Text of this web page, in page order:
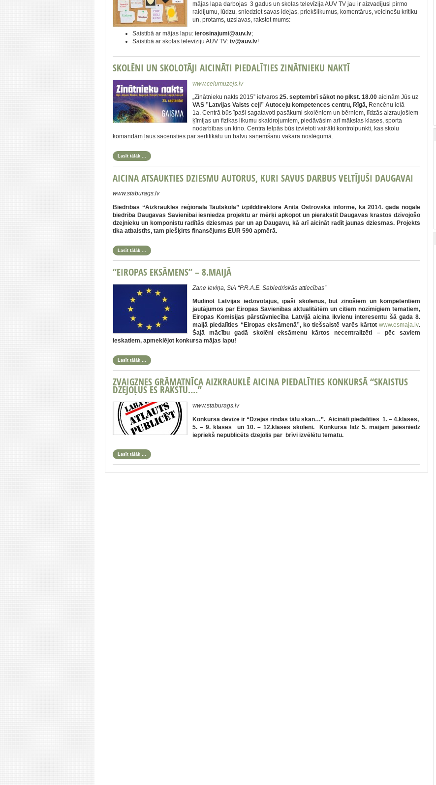
mājas lapa darbojas 3 gadus un skolas televīzija AUV TV jau ir aizvadījusi pirmo
raidījumu, lūdzu, sniedziet savas idejas, priekšlikumus, komentārus, veicinošu kritiku
un, protams, uzslavas, rakstot mums:
Saistībā ar mājas lapu: ierosinajumi@auv.lv;
Saistībā ar skolas televīziju AUV TV: tv@auv.lv!
SKOLĒNI UN SKOLOTĀJI AICINĀTI PIEDALĪTIES ZINĀTNIEKU NAKTĪ
www.celumuzejs.lv
„Zinātnieku nakts 2015” ietvaros 25. septembrī sākot no plkst. 18.00 aicinām Jūs uz
VAS ”Latvijas Valsts ceļi” Autoceļu kompetences centru, Rīgā, Rencēnu ielā
1a. Centrā būs īpaši sagatavoti pasākumi skolēniem un bērniem, līdzās aizraujošiem
ķīmijas un fizikas likumu skaidrojumiem, piedāvāsim arī mākslas klases, sporta
nodarbības un kino. Centra telpās būs izvietoti vairāki kontrolpunkti, kas skolu
komandām ļaus sacensties par sertifikātu un balvu saņemšanu vakara noslēgumā.
Lasīt tālāk …
AICINA ATSAUKTIES DZIESMU AUTORUS, KURI SAVUS DARBUS VELTĪJUŠI DAUGAVAI
www.staburags.lv
Biedrības “Aizkraukles reģionālā Tautskola” izpilddirektore Anita Ostrovska informē, ka 2014. gada nogalē
biedrība Daugavas Savienībai iesniedza projektu ar mērķi apkopot un pierakstīt Daugavas krastos dzīvojošo
dzejnieku un komponistu radītās dziesmas par un ap Daugavu, kā arī aicināt radīt jaunas dziesmas. Projekts
tika atbalstīts, tam piešķirts finansējums EUR 590 apmērā.
Lasīt tālāk …
“EIROPAS EKSĀMENS” – 8.MAIJĀ
Zane Ieviņa, SIA “P.R.A.E. Sabiedriskās attiecības”
Mudinot Latvijas iedzīvotājus, īpaši skolēnus, būt zinošiem un kompetentiem
jautājumos par Eiropas Savienības aktualitātēm un citiem nozīmīgiem tematiem,
Eiropas Komisijas pārstāvniecība Latvijā aicina ikvienu interesentu šā gada 8.
maijā piedalīties “Eiropas eksāmenā”, ko tiešsaistē varēs kārtot www.esmaja.lv.
Šajā mācību gadā skolēni eksāmenu kārtos necentralizēti – pēc saviem
ieskatiem, apmeklējot konkursa mājas lapu!
Lasīt tālāk …
ZVAIGZNES GRĀMATNĪCA AIZKRAUKLĒ AICINA PIEDALĪTIES KONKURSĀ “SKAISTUS
DZEJOĻUS ES RAKSTU….”
www.staburags.lv
Konkursa devīze ir “Dzejas rindas tālu skan…”. Aicināti piedalīties 1. – 4.klases,
5. – 9. klases un 10. – 12.klases skolēni. Konkursā līdz 5. maijam jāiesniedz
iepriekš nepublicēts dzejolis par brīvi izvēlētu tematu.
Lasīt tālāk …